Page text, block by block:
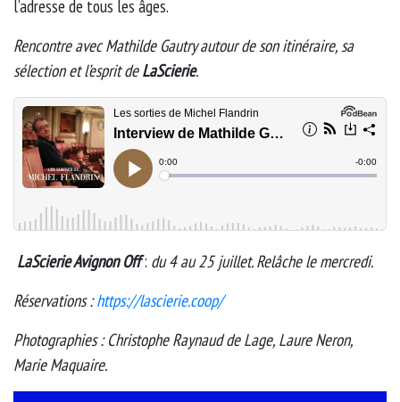
l’adresse de tous les âges.
Rencontre avec Mathilde Gautry autour de son itinéraire, sa
sélection et l’esprit deLaScierie.
LaScierie Avignon Off: du 4 au 25 juillet. Relâche le mercredi.
Réservations :https://lascierie.coop/
Photographies : Christophe Raynaud de Lage, Laure Neron,
Marie Maquaire.